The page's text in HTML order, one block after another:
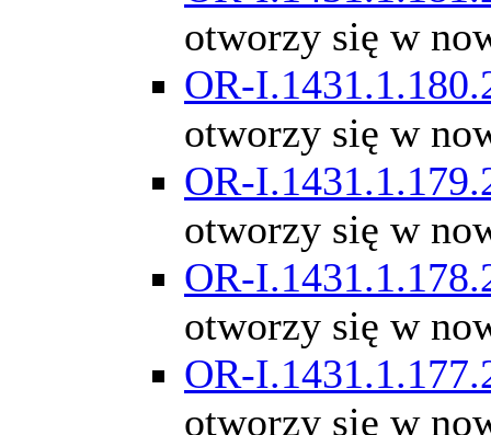
otworzy się w
OR-
otworzy się w
OR-
otworzy się w
OR-
otworzy się w
OR-
otworzy się w